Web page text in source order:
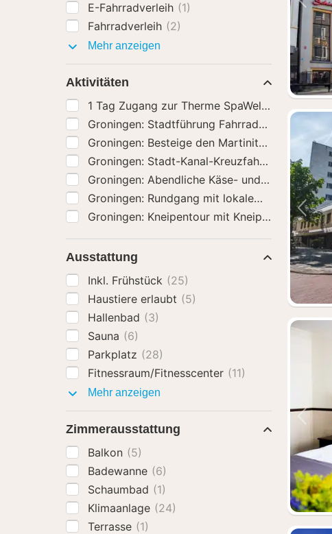
E-Fahrradverleih (1)
Fahrradverleih (2)
Mehr anzeigen
Aktivitäten
1 Tag Zugang zur Therme SpaWell(20)
Groningen: Stadtführung Fahrradtour
Groningen: Besteige den Martiniturm
Groningen: Stadt-Kanal-Kreuzfahrt
(21)
Groningen: Abendliche Käse- und Weinfahrt
Groningen: Rundgang mit lokalem Guide(21)
Ausstattung
Inkl. Frühstück (25)
Haustiere erlaubt (5)
Hallenbad (3)
Sauna (6)
Parkplatz (28)
Fitnessraum/Fitnesscenter (11)
Mehr anzeigen
Zimmerausstattung
Balkon (5)
Badewanne (6)
Schaumbad (1)
Klimaanlage (24)
Terrasse (1)